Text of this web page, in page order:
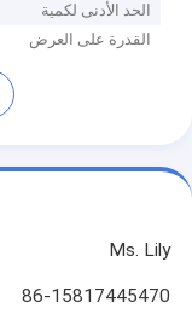
الحد الأدنى لكمية
القدرة على العرض
Ms. Lily
86-15817445470